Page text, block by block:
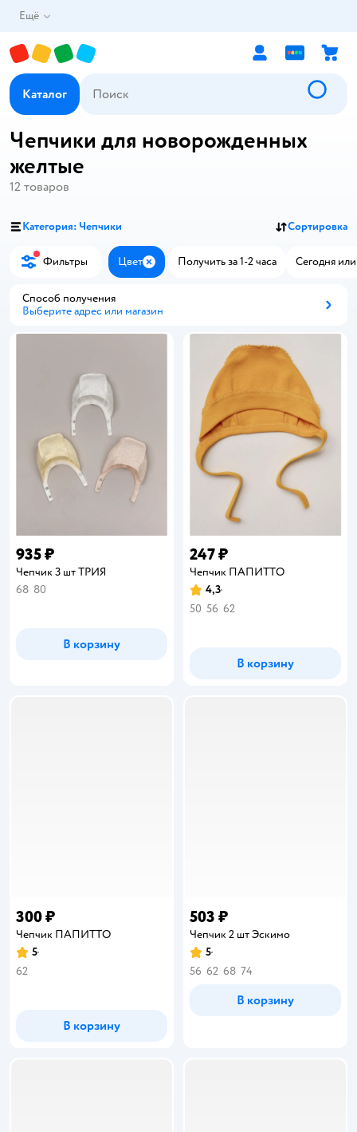
Ещё
Каталог
Чепчики для новорожденных
желтые
12 товаров
Категория: Чепчики Сортировка
Фильтры Цвет ЗакрытьПолучить за 1-2 часа Сегодня или
Способ получения
Выберите адрес или магазин
935 ₽
Чепчик 3 шт ТРИЯ
68 80
В корзину
247 ₽
Чепчик ПАПИТТО
Рейтинг:
4,3
50 56 62
В корзину
300 ₽
Чепчик ПАПИТТО
Рейтинг:
5
62
В корзину
503 ₽
Чепчик 2 шт Эскимо
Рейтинг:
5
56 62 68 74
В корзину